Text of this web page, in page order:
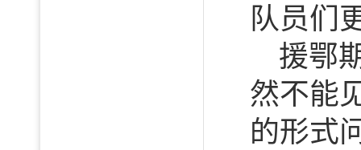
队员们
援鄂
然不能
的形式